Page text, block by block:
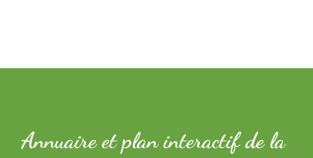
Annuaire et plan interactif de la